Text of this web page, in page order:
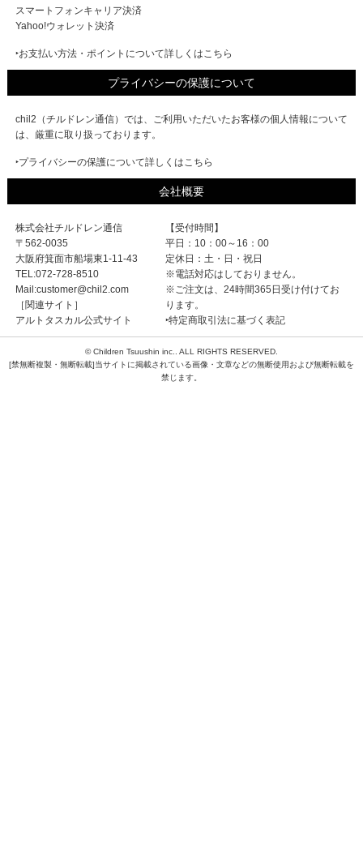
スマートフォンキャリア決済
Yahoo!ウォレット決済
‣お支払い方法・ポイントについて詳しくはこちら
プライバシーの保護について
chil2（チルドレン通信）では、ご利用いただいたお客様の個人情報について
は、厳重に取り扱っております。
‣プライバシーの保護について詳しくはこちら
会社概要
株式会社チルドレン通信
〒562-0035
大阪府箕面市船場東1-11-43
TEL:072-728-8510
Mail:customer@chil2.com
［関連サイト］
アルトタスカル公式サイト
【受付時間】
平日：10：00～16：00
定休日：土・日・祝日
※電話対応はしておりません。
※ご注文は、24時間365日受け付けてお
ります。
‣特定商取引法に基づく表記
© Children Tsuushin inc.. ALL RIGHTS RESERVED.
[禁無断複製・無断転載]当サイトに掲載されている画像・文章などの無断使用および無断転載を
禁じます。